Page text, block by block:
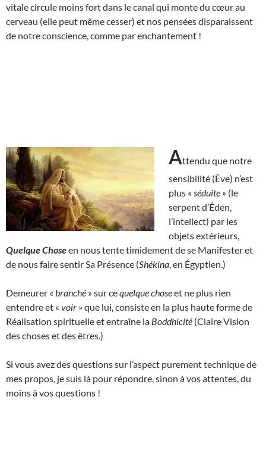
vitale circule moins fort dans le canal qui monte du cœur au
cerveau (elle peut même cesser) et nos pensées disparaissent
de notre conscience, comme par enchantement !
Attendu que notre
sensibilité (Ève) n’est
plus « séduite » (le
serpent d’Éden,
l’intellect) par les
objets extérieurs,
Quelque Choseen nous tente timidement de se Manifester et
de nous faire sentir Sa Présence (Shékina , en Égyptien.)
Demeurer « branché » sur cequelque choseet ne plus rien
entendre et « voir » que lui, consiste en la plus haute forme de
Réalisation spirituelle et entraîne la Boddhicité (Claire Vision
des choses et des êtres.)
Si vous avez des questions sur l’aspect purement technique de
mes propos, je suis là pour répondre, sinon à vos attentes, du
moins à vos questions !